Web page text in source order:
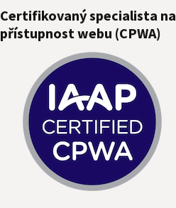
Certifikovaný specialista na
přístupnost webu (CPWA)